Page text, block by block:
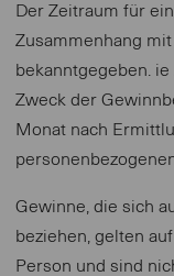
Der Zeitraum für
Zusammenhang
bekanntgegeben.
Zweck der
Monat nach
Gewinne, die sich
beziehen, gelten
Person und sind